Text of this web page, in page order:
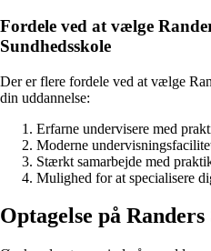
Fordele ved at vælge
Sundhedsskole
Der er flere fordele ved at vælge
din uddannelse:
Erfarne undervisere med
Moderne
Stærkt samarbejde med
Mulighed for at specialisere
Optagelse på